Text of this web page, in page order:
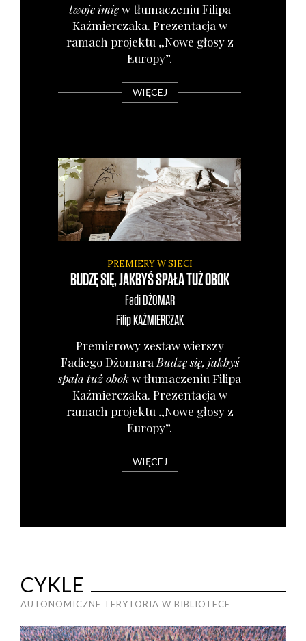
two­je imięw tłu­ma­cze­niu Fili­pa
Kaź­mier­cza­ka. Pre­zen­ta­cja w
ramach pro­jek­tu „Nowe gło­sy z
Euro­py”.
WIĘCEJ
PREMIERY W SIECI
BUDZĘ SIĘ, JAKBYŚ SPAŁA TUŻ OBOK
Fadi DŻOMAR
Filip KAŹMIERCZAK
Pre­mie­ro­wy zestaw wier­szy
Fadie­go Dżo­ma­ra Budzę się, jak­byś
spa­ła tuż obokw tłu­ma­cze­niu Fili­pa
Kaź­mier­cza­ka. Pre­zen­ta­cja w
ramach pro­jek­tu „Nowe gło­sy z
Euro­py”.
WIĘCEJ
CYKLE
AUTONOMICZNE TERYTORIA W BIBLIOTECE